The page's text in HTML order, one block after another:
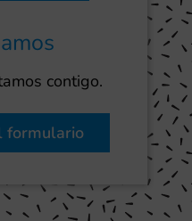
contigo.
formulario